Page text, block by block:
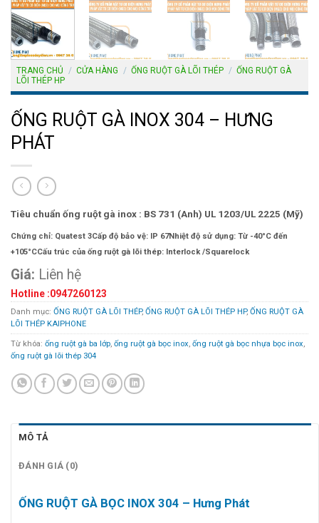
TRANG CHỦ / CỬA HÀNG / ỐNG RUỘT GÀ LÕI THÉP / ỐNG RUỘT GÀ
LÕI THÉP HP
ỐNG RUỘT GÀ INOX 304 – HƯNG
PHÁT
Tiêu chuẩn ống ruột gà inox : BS 731 (Anh) UL 1203/UL 2225 (Mỹ)
Chứng chỉ: Quatest 3Cấp độ bảo vệ: IP 67Nhiệt độ sử dụng: Từ -40°C đến
+105°CCấu trúc của ống ruột gà lõi thép: Interlock /Squarelock
Giá: Liên hệ
Hotline :0947260123
Danh mục: ỐNG RUỘT GÀ LÕI THÉP, ỐNG RUỘT GÀ LÕI THÉP HP, ỐNG RUỘT GÀ
LÕI THÉP KAIPHONE
Từ khóa: ống ruột gà ba lớp, ống ruột gà bọc inox, ống ruột gà bọc nhựa bọc inox,
ống ruột gà lõi thép 304
MÔ TẢ
ĐÁNH GIÁ (0)
ỐNG RUỘT GÀ BỌC INOX 304 – Hưng Phát